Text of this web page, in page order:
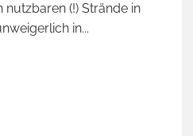
(!) Strände in
in...